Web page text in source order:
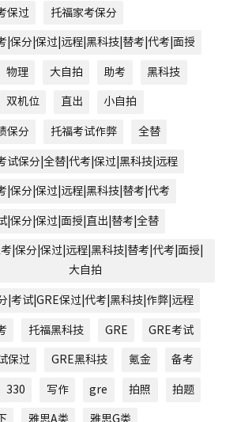
保过 托福家考保分
|保分|保过|远程|黑科技|替考|代考|面授
物理 大自拍 助考 黑科技
双机位 直出 小自拍
保分 托福考试作弊 全替
试保分|全替|代考|保过|黑科技|远程
|保分|保过|远程|黑科技|替考|代考
|保分|保过|面授|直出|替考|全替
|保分|保过|远程|黑科技|替考|代考|面授|
大自拍
|考试|GRE保过|代考|黑科技|作弊|远程
托福黑科技 GRE GRE考试
保过 GRE黑科技 氪金 备考
330 写作 gre 拍照 拍题
雅思A类 雅思G类